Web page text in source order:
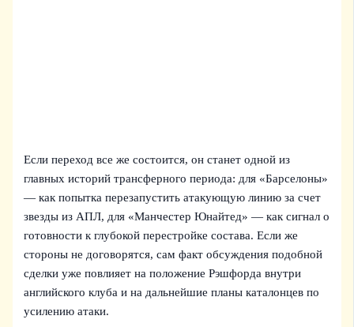
Если переход все же состоится, он станет одной из
главных историй трансферного периода: для «Барселоны»
— как попытка перезапустить атакующую линию за счет
звезды из АПЛ, для «Манчестер Юнайтед» — как сигнал о
готовности к глубокой перестройке состава. Если же
стороны не договорятся, сам факт обсуждения подобной
сделки уже повлияет на положение Рэшфорда внутри
английского клуба и на дальнейшие планы каталонцев по
усилению атаки.